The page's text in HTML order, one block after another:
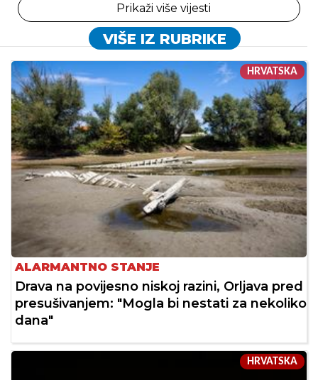
Prikaži više vijesti
VIŠE IZ RUBRIKE
HRVATSKA
ALARMANTNO STANJE
Drava na povijesno niskoj razini, Orljava pred
presušivanjem: "Mogla bi nestati za nekoliko
dana"
HRVATSKA